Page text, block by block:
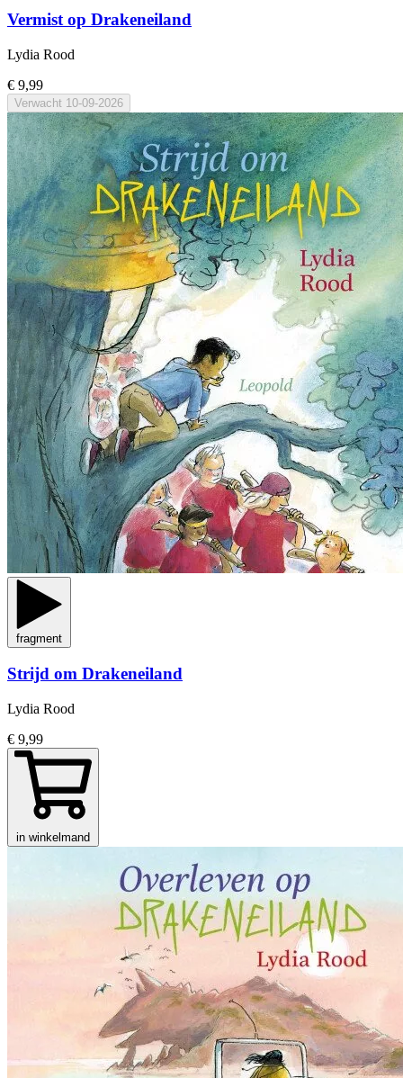
Vermist op Drakeneiland
Lydia Rood
€ 9,99
Verwacht 10-09-2026
fragment
Strijd om Drakeneiland
Lydia Rood
€ 9,99
in winkelmand